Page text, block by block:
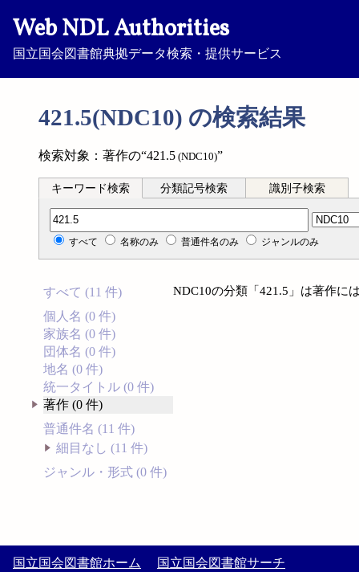
Web NDL Authorities
国立国会図書館典拠データ検索・提供サービス
421.5(NDC10) の検索結果
検索対象：著作の“421.5 (NDC10)”
キーワード検索 分類記号検索 識別子検索
分類記号検索
すべて 名称のみ 普通件名のみ ジャンルのみ
すべて (11 件)
個人名 (0 件)
家族名 (0 件)
団体名 (0 件)
地名 (0 件)
統一タイトル (0 件)
著作 (0 件)
普通件名 (11 件)
細目なし (11 件)
ジャンル・形式 (0 件)
NDC10の分類「421.5」は著作に
国立国会図書館ホーム 国立国会図書館サーチ